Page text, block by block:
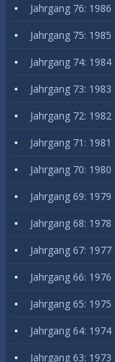
Jahrgang 76: 1986
Jahrgang 75: 1985
Jahrgang 74: 1984
Jahrgang 73: 1983
Jahrgang 72: 1982
Jahrgang 71: 1981
Jahrgang 70: 1980
Jahrgang 69: 1979
Jahrgang 68: 1978
Jahrgang 67: 1977
Jahrgang 66: 1976
Jahrgang 65: 1975
Jahrgang 64: 1974
Jahrgang 63: 1973